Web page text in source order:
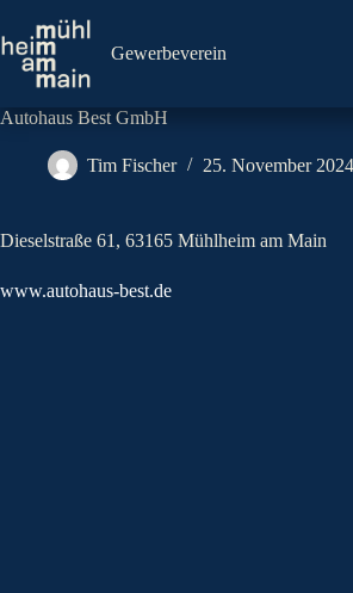
Inhalt
springen
Gewerbeverein
Autohaus Best GmbH
Tim Fischer 25. November 2024
Dieselstraße 61, 63165 Mühlheim am Main
www.autohaus-best.de